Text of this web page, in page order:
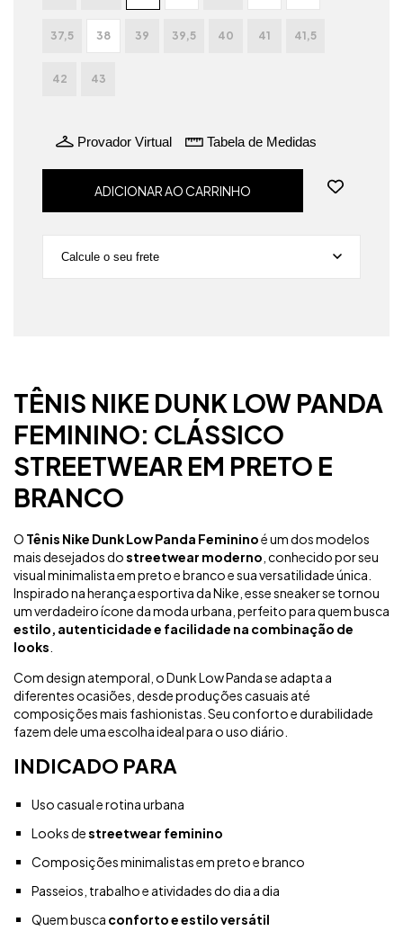
37,5 38 39 39,5 40 41 41,5
42 43
Provador Virtual Tabela de Medidas
Calcule o seu frete
TÊNIS NIKE DUNK LOW PANDA
FEMININO: CLÁSSICO
STREETWEAR EM PRETO E
BRANCO
O Tênis Nike Dunk Low Panda Femininoé um dos modelos
mais desejados dostreetwear moderno , conhecido por seu
visual minimalista em preto e branco e sua versatilidade única.
Inspirado na herança esportiva da Nike, esse sneaker se tornou
um verdadeiro ícone da moda urbana, perfeito para quem busca
estilo, autenticidade e facilidade na combinação de
looks
Com design atemporal, o Dunk Low Panda se adapta a
diferentes ocasiões, desde produções casuais até
composições mais fashionistas. Seu conforto e durabilidade
fazem dele uma escolha ideal para o uso diário.
INDICADO PARA
Uso casual e rotina urbana
Looks destreetwear feminino
Composições minimalistas em preto e branco
Passeios, trabalho e atividades do dia a dia
Quem busca conforto e estilo versátil